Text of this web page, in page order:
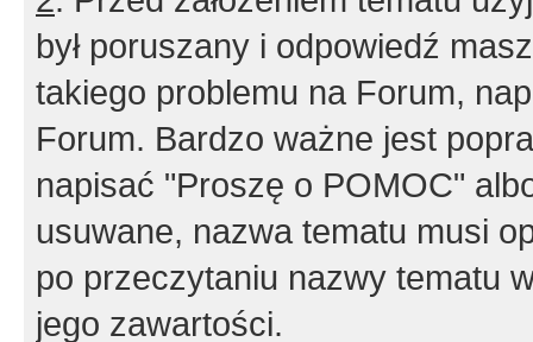
był poruszany i odpowiedź
takiego problemu na Forum,
Forum. Bardzo ważne jest
napisać "Proszę o POMOC"
usuwane, nazwa tematu musi
po przeczytaniu nazwy tematu
jego zawartości.